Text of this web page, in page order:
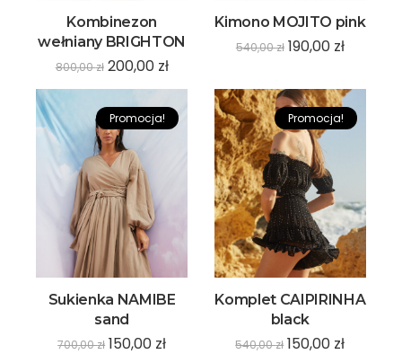
Kombinezon
wełniany BRIGHTON
800,00zł 200,00 zł
Kimono MOJITO pink
540,00zł 190,00 zł
Promocja!
Sukienka NAMIBE
sand
700,00zł 150,00 zł
Promocja!
Komplet CAIPIRINHA
black
540,00zł 150,00 zł